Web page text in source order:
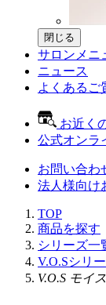
閉じる
サロンメニ
ニュース
よくあるご
お近く
公式オンラ
お問い合わ
法人様向け
TOP
商品を探す
シリーズ一
V.O.Sシリ
V.O.S モイ